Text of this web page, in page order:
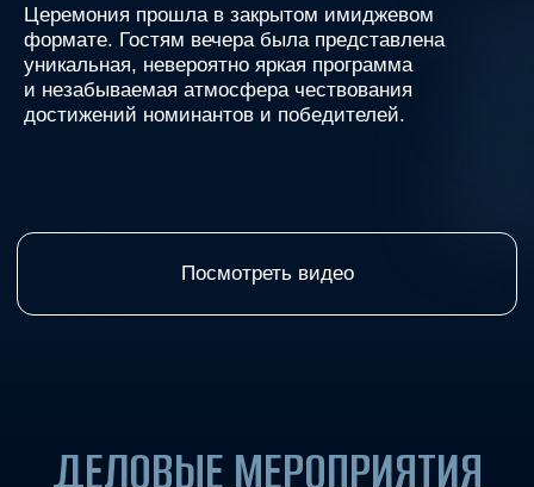
ДЕЛОВЫЕ МЕРОПРИЯТИЯ
РЕАЛИЗУЮТСЯ С УЧЕТОМ
ПОСТАВЛЕННЫХ ЗАДАЧ И
ВАШИХ ПОЖЕЛАНИЙ
ГАЛЕРЕЯ